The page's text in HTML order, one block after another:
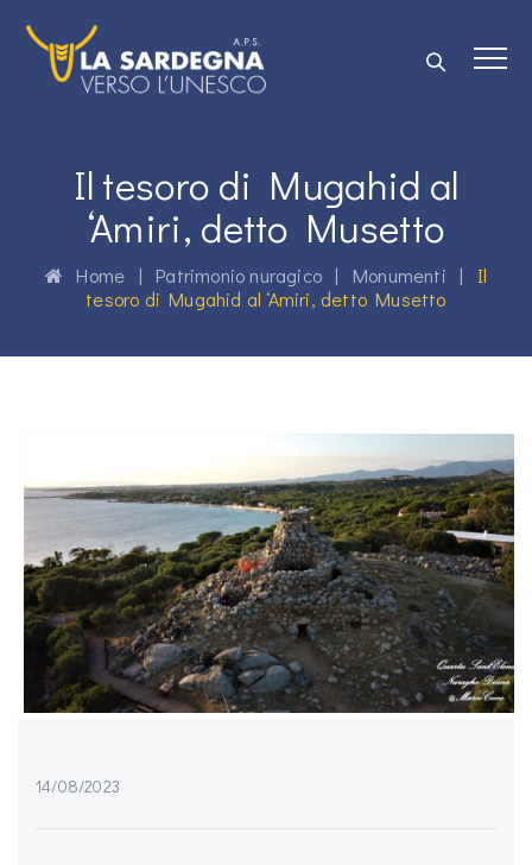
Il tesoro di Mugahid al
‘Amiri, detto Musetto
Home | Patrimonio nuragico | Monumenti | Il
tesoro di Mugahid al ‘Amiri, detto Musetto
14/08/2023